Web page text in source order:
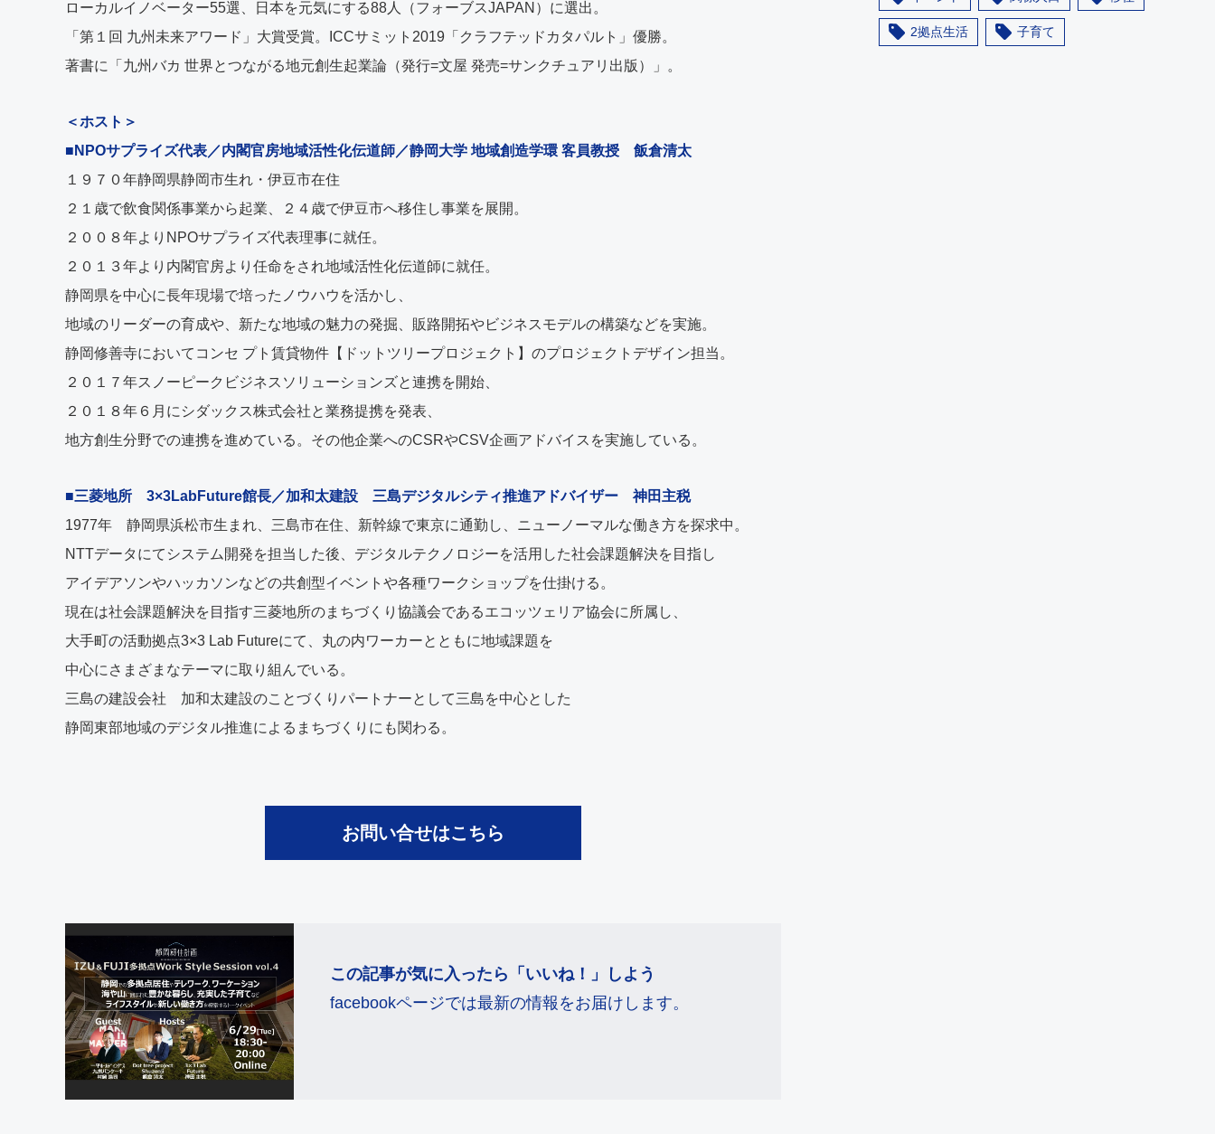
ローカルイノベーター55選、日本を元気にする88人（フォーブスJAPAN）に選出。
「第１回 九州未来アワード」大賞受賞。ICCサミット2019「クラフテッドカタパルト」優勝。
著書に「九州バカ 世界とつながる地元創生起業論（発行=文屋 発売=サンクチュアリ出版）」。
＜ホスト＞
■NPOサプライズ代表／内閣官房地域活性化伝道師／静岡大学 地域創造学環 客員教授 飯倉清太
１９７０年静岡県静岡市生れ・伊豆市在住
２１歳で飲食関係事業から起業、２４歳で伊豆市へ移住し事業を展開。
２００８年よりNPOサプライズ代表理事に就任。
２０１３年より内閣官房より任命をされ地域活性化伝道師に就任。
静岡県を中心に長年現場で培ったノウハウを活かし、
地域のリーダーの育成や、新たな地域の魅力の発掘、販路開拓やビジネスモデルの構築などを実施。
静岡修善寺においてコンセ プト賃貸物件【ドットツリープロジェクト】のプロジェクトデザイン担当。
２０１７年スノーピークビジネスソリューションズと連携を開始、
２０１８年６月にシダックス株式会社と業務提携を発表、
地方創生分野での連携を進めている。その他企業へのCSRやCSV企画アドバイスを実施している。
■三菱地所 3×3LabFuture館長／加和太建設 三島デジタルシティ推進アドバイザー 神田主税
1977年 静岡県浜松市生まれ、三島市在住、新幹線で東京に通勤し、ニューノーマルな働き方を探求中。
NTTデータにてシステム開発を担当した後、デジタルテクノロジーを活用した社会課題解決を目指し
アイデアソンやハッカソンなどの共創型イベントや各種ワークショップを仕掛ける。
現在は社会課題解決を目指す三菱地所のまちづくり協議会であるエコッツェリア協会に所属し、
大手町の活動拠点3×3 Lab Futureにて、丸の内ワーカーとともに地域課題を
中心にさまざまなテーマに取り組んでいる。
三島の建設会社 加和太建設のことづくりパートナーとして三島を中心とした
静岡東部地域のデジタル推進によるまちづくりにも関わる。
お問い合せはこちら
この記事が気に入ったら「いいね！」しよう
facebookページでは最新の情報をお届けします。
2拠点生活 子育て